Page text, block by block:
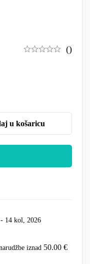
()
u košaricu
14 kol, 2026
iznad 50.00 €